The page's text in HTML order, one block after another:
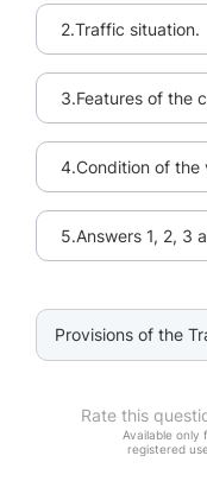
2.Traffic situation.
3.Features of the
4.Condition of the
5.Answers 1, 2, 3
Provisions of the
Rate this
Available only
registered